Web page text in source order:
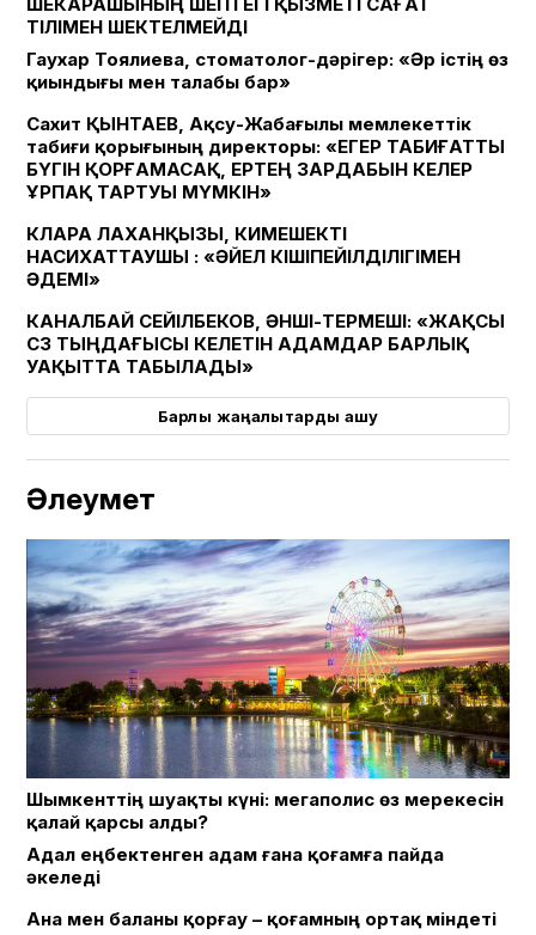
ТІЛІМЕН ШЕКТЕЛМЕЙДІ
Гаухар Тоялиева, стоматолог-дәрігер: «Әр істің өз
қиындығы мен талабы бар»
Сахит ҚЫНТАЕВ, Ақсу-Жабағылы мемлекеттік
табиғи қорығының директоры: «ЕГЕР ТАБИҒАТТЫ
БҮГІН ҚОРҒАМАСАҚ, ЕРТЕҢ ЗАРДАБЫН КЕЛЕР
ҰРПАҚ ТАРТУЫ МҮМКІН»
КЛАРА ЛАХАНҚЫЗЫ, КИМЕШЕКТІ
НАСИХАТТАУШЫ : «ӘЙЕЛ КІШІПЕЙІЛДІЛІГІМЕН
ӘДЕМІ»
КАНАЛБАЙ СЕЙІЛБЕКОВ, ӘНШІ-ТЕРМЕШІ: «ЖАҚСЫ
СӨЗ ТЫҢДАҒЫСЫ КЕЛЕТІН АДАМДАР БАРЛЫҚ
УАҚЫТТА ТАБЫЛАДЫ»
Барлық жаңалықтарды ашу
Әлеумет
Шымкенттің шуақты күні: мегаполис өз мерекесін
қалай қарсы алды?
Адал еңбектенген адам ғана қоғамға пайда
әкеледі
Ана мен баланы қорғау – қоғамның ортақ міндеті